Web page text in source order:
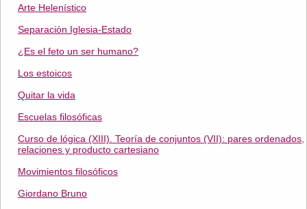
Arte Helenístico
Separación Iglesia-Estado
¿Es el feto un ser humano?
Los estoicos
Quitar la vida
Escuelas filosóficas
Curso de lógica (XIII). Teoría de conjuntos (VII): pares ordenados,
relaciones y producto cartesiano
Movimientos filosóficos
Giordano Bruno